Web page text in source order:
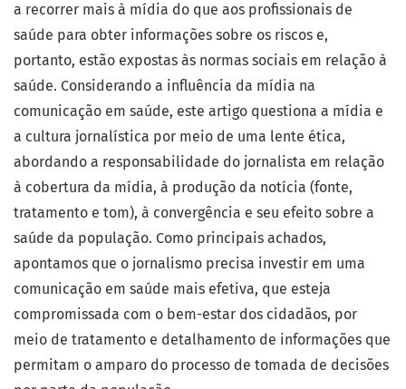
a recorrer mais à mídia do que aos profissionais de
saúde para obter informações sobre os riscos e,
portanto, estão expostas às normas sociais em relação à
saúde. Considerando a influência da mídia na
comunicação em saúde, este artigo questiona a mídia e
a cultura jornalística por meio de uma lente ética,
abordando a responsabilidade do jornalista em relação
à cobertura da mídia, à produção da notícia (fonte,
tratamento e tom), à convergência e seu efeito sobre a
saúde da população. Como principais achados,
apontamos que o jornalismo precisa investir em uma
comunicação em saúde mais efetiva, que esteja
compromissada com o bem-estar dos cidadãos, por
meio de tratamento e detalhamento de informações que
permitam o amparo do processo de tomada de decisões